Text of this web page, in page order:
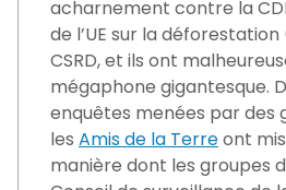
acharnement contre la
de l’UE sur la déforestation
CSRD, et ils ont
mégaphone gigantesque.
enquêtes menées par des
les Amis de la Terreont
manière dont les groupes